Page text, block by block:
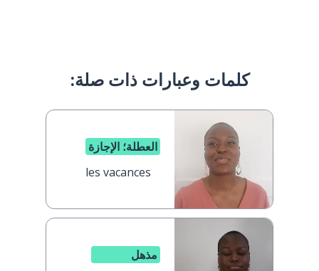
كلمات وعبارات ذات صلة:
العطلة؛ الإجازة
les vacances
مذهل